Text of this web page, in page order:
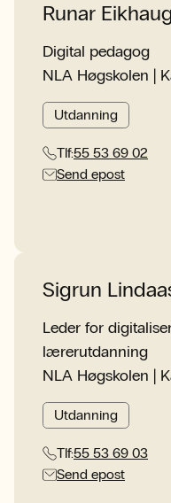
Runar
Digital pedagog
NLA Høgskolen |
Utdanning
Tlf:55 53 69 02
Send epost
Sigrun
Leder for
lærerutdanning
NLA Høgskolen |
Utdanning
Tlf:55 53 69 03
Send epost